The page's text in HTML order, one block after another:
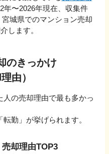
年〜2026年現在、収集件
宮城県でのマンション売却
します。
のきっかけ
由）
の売却理由で最も多かっ
勤」 が挙げられます。
売却理由TOP3